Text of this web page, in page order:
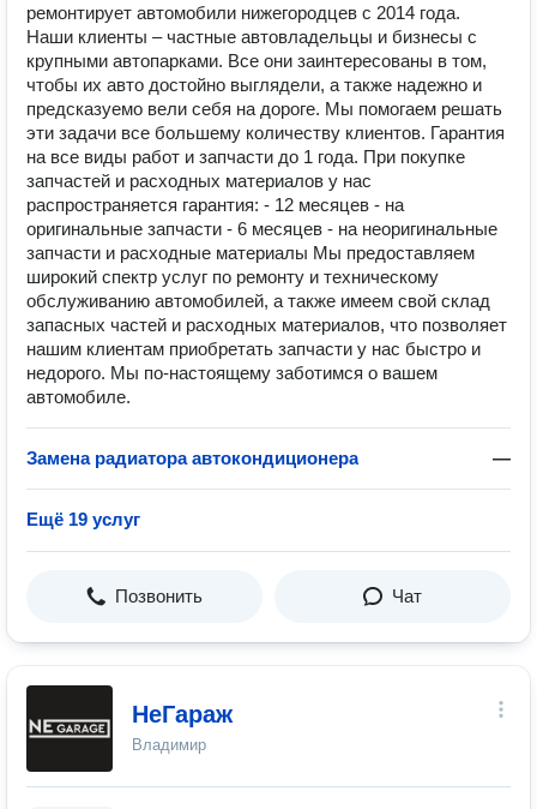
ремонтирует автомобили нижегородцев с 2014 года.
Наши клиенты – частные автовладельцы и бизнесы с
крупными автопарками. Все они заинтересованы в том,
чтобы их авто достойно выглядели, а также надежно и
предсказуемо вели себя на дороге. Мы помогаем решать
эти задачи все большему количеству клиентов. Гарантия
на все виды работ и запчасти до 1 года. При покупке
запчастей и расходных материалов у нас
распространяется гарантия: - 12 месяцев - на
оригинальные запчасти - 6 месяцев - на неоригинальные
запчасти и расходные материалы Мы предоставляем
широкий спектр услуг по ремонту и техническому
обслуживанию автомобилей, а также имеем свой склад
запасных частей и расходных материалов, что позволяет
нашим клиентам приобретать запчасти у нас быстро и
недорого. Мы по-настоящему заботимся о вашем
автомобиле.
Замена радиатора автокондиционера —
Ещё 19 услуг
Позвонить Чат
НеГараж
Владимир